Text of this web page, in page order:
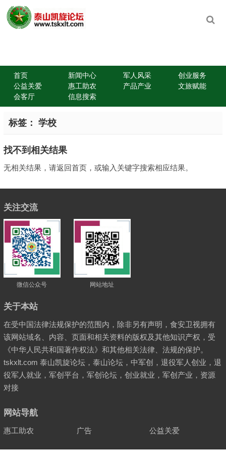
首页 新闻中心 军人风采
创业服务
公益关爱
惠工助农 产品产业
文旅赋能
会客厅
信息搜索
标签： 学校
找不到相关结果
无相关结果，请返回首页，或输入关键字搜索相应结果。
关注交流
微信公众号 网站地址
关于本站
在受中国法律法规保护的范围内，除非另有声明，食安卫视拥有
该网站域名、内容、页面和相关资料的版权及其他知识产权，受
《中华人民共和国著作权法》和其他相关法律、法规的保护。
tskxlt.com 泰山凯旋论坛，泰山论坛，中军创，退役军人创业，退
役军人就业，军创平台，军创论坛，创业就业，军创产业，资源
对接
网站导航
惠工助农 广告 公益关爱